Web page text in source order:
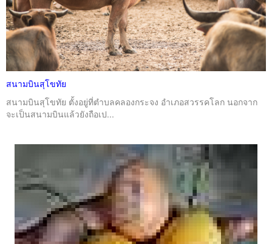
สนามบินสุโขทัย
สนามบินสุโขทัย ตั้งอยู่ที่ตำบลคลองกระจง อำเภอสวรรคโลก นอกจาก
จะเป็นสนามบินแล้วยังถือเป...